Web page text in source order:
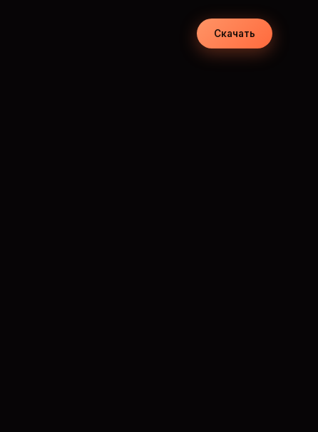
Скачать